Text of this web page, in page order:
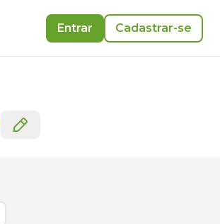
Entrar Cadastrar-se